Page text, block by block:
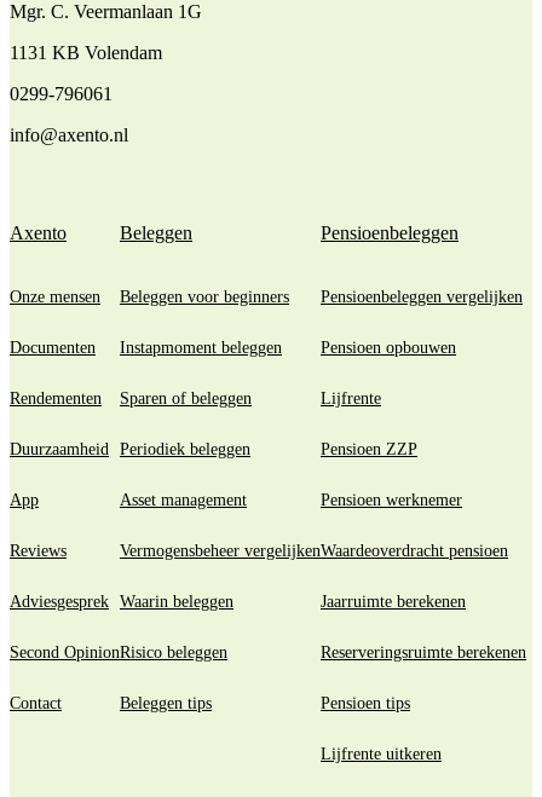
Mgr. C. Veermanlaan 1G
1131 KB Volendam
0299-796061
info@axento.nl
Axento
Onze mensen
Documenten
Rendementen
Duurzaamheid
App
Reviews
Adviesgesprek
Second Opinion
Contact
Beleggen
Beleggen voor beginners
Instapmoment beleggen
Sparen of beleggen
Periodiek beleggen
Asset management
Vermogensbeheer vergelijken
Waarin beleggen
Risico beleggen
Beleggen tips
Pensioenbeleggen
Pensioenbeleggen vergelijken
Pensioen opbouwen
Lijfrente
Pensioen ZZP
Pensioen werknemer
Waardeoverdracht pensioen
Jaarruimte berekenen
Reserveringsruimte berekenen
Pensioen tips
Lijfrente uitkeren